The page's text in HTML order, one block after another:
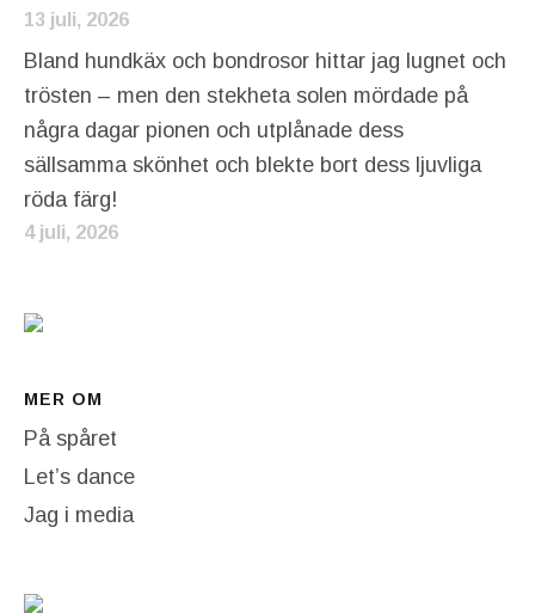
13 juli, 2026
Bland hundkäx och bondrosor hittar jag lugnet och
trösten – men den stekheta solen mördade på
några dagar pionen och utplånade dess
sällsamma skönhet och blekte bort dess ljuvliga
röda färg!
4 juli, 2026
MER OM
På spåret
Let’s dance
Jag i media